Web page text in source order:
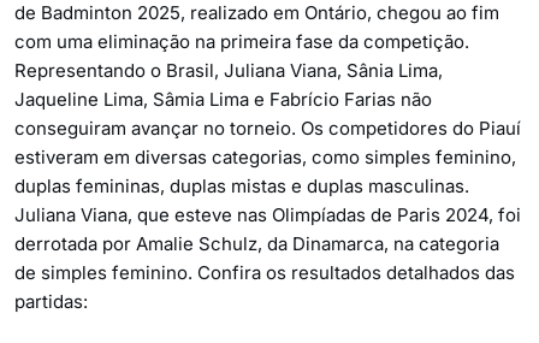
de Badminton 2025, realizado em Ontário, chegou ao fim
com uma eliminação na primeira fase da competição.
Representando o Brasil, Juliana Viana, Sânia Lima,
Jaqueline Lima, Sâmia Lima e Fabrício Farias não
conseguiram avançar no torneio. Os competidores do Piauí
estiveram em diversas categorias, como simples feminino,
duplas femininas, duplas mistas e duplas masculinas.
Juliana Viana, que esteve nas Olimpíadas de Paris 2024, foi
derrotada por Amalie Schulz, da Dinamarca, na categoria
de simples feminino. Confira os resultados detalhados das
partidas: